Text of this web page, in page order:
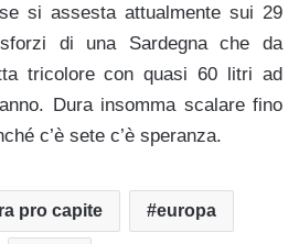
si assesta attualmente sui 29
di una Sardegna che da
tricolore con quasi 60 litri ad
Dura insomma scalare fino
c’è sete c’è speranza.
pro capite europa